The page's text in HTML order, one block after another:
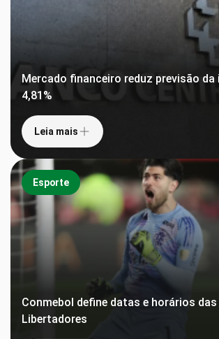
Mercado financeiro reduz previsão da
4,81%
Leia mais
Esporte
Conmebol define datas e horários
Libertadores